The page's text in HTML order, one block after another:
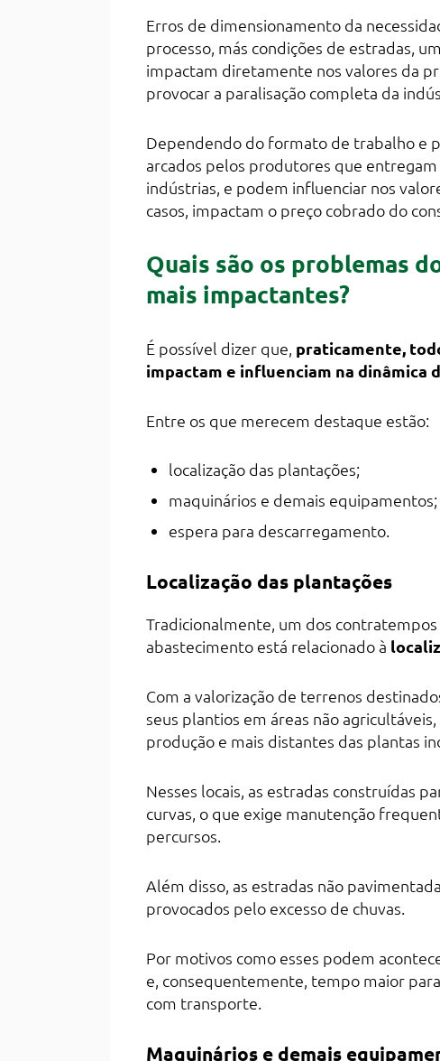
Erros de dimensionamento da
processo, más condições de estradas,
impactam diretamente nos valores da
provocar a paralisação completa da
Dependendo do formato de trabalho e
arcados pelos produtores que
indústrias, e podem influenciar nos
casos, impactam o preço cobrado do
Quais são os problemas
mais impactantes?
É possível dizer que, praticamente,
impactam e influenciam na dinâmica
Entre os que merecem destaque estão:
localização das plantações;
maquinários e demais equipamentos;
espera para descarregamento.
Localização das plantações
Tradicionalmente, um dos
abastecimento está relacionado à
Com a valorização de terrenos
seus plantios em áreas não
produção e mais distantes das plantas
Nesses locais, as estradas construídas
curvas, o que exige manutenção
percursos.
Além disso, as estradas não
provocados pelo excesso de chuvas.
Por motivos como esses podem
e, consequentemente, tempo maior
com transporte.
Maquinários e demais